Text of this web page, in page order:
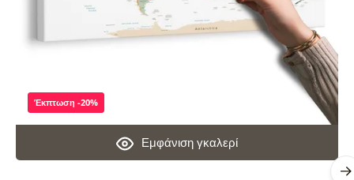
Εμφάνιση γκαλερί
Έκπτωση -20%